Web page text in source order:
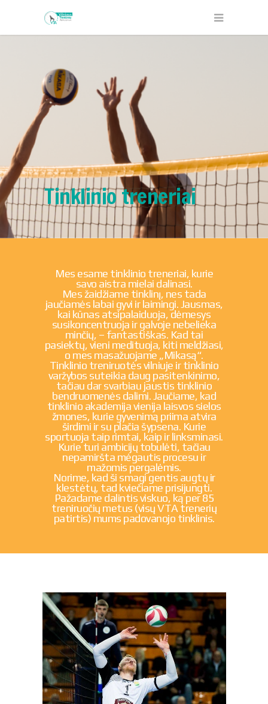
Tinklinio treneriai
Mes esame tinklinio treneriai, kurie
savo aistra mielai dalinasi.
Mes žaidžiame tinklinį, nes tada
jaučiamės labai gyvi ir laimingi. Jausmas,
kai kūnas atsipalaiduoja, dėmesys
susikoncentruoja ir galvoje nebelieka
minčių, – fantastiškas. Kad tai
pasiektų, vieni medituoja, kiti meldžiasi,
o mes masažuojame „Mikasą“.
Tinklinio treniruotės vilniuje irtinklinio
varžybos suteikia daug pasitenkinimo,
tačiau dar svarbiau jaustis tinklinio
bendruomenės dalimi. Jaučiame, kad
tinklinio akademijavienija laisvos sielos
žmones, kurie gyvenimą priima atvira
širdimi ir su plačia šypsena. Kurie
sportuoja taip rimtai, kaip ir linksminasi.
Kurie turi ambicijų tobulėti, tačiau
nepamiršta mėgautis procesu ir
mažomis pergalėmis.
Norime, kad ši smagi gentis augtų ir
klestėtų, tad kviečiame prisijungti.
Pažadame dalintis viskuo, ką per 85
treniruočių metus (visų VTA trenerių
patirtis) mums padovanojo tinklinis.